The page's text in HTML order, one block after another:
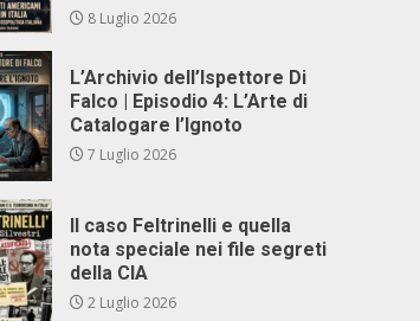
8 Luglio 2026
L’Archivio dell’Ispettore Di
Falco | Episodio 4: L’Arte di
Catalogare l’Ignoto
7 Luglio 2026
Il caso Feltrinelli e quella
nota speciale nei file segreti
della CIA
2 Luglio 2026